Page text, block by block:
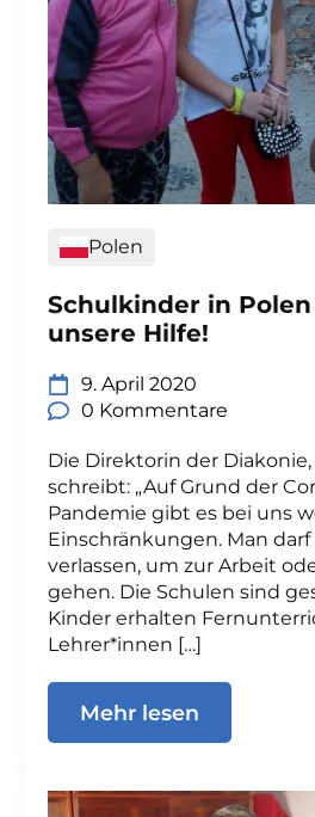
Polen
Schulkinder in
unsere Hilfe!
9. April 2020
0 Kommentare
Die Direktorin der Diakonie,
schreibt: „Auf Grund der
Pandemie gibt es bei uns
Einschränkungen. Man darf
verlassen, um zur Arbeit
gehen. Die Schulen sind
Kinder erhalten
Lehrer*innen […]
Mehr lesen